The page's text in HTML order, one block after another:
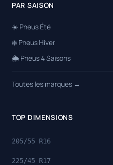
PAR SAISON
☀️ Pneus Été
❄️ Pneus Hiver
🌦️ Pneus 4 Saisons
Toutes les marques →
TOP DIMENSIONS
205/55 R16
225/45 R17